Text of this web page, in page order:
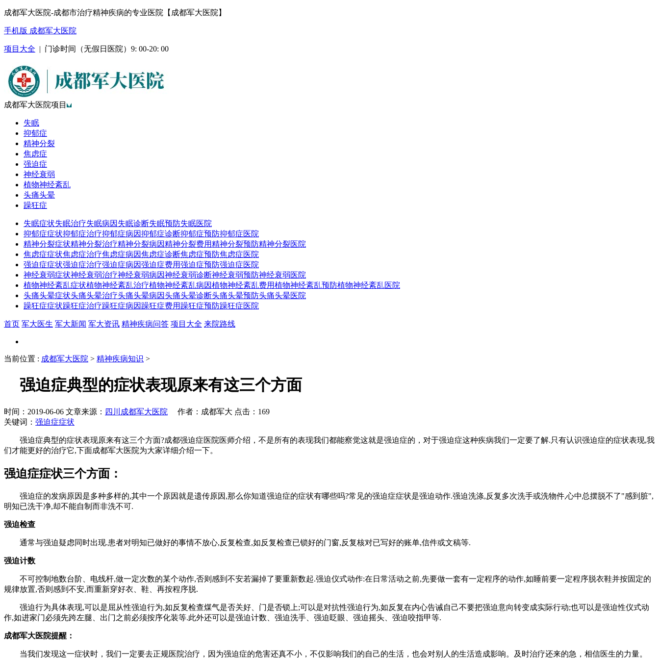
成都军大医院-成都市治疗精神疾病的专业医院【成都军大医院】
手机版 成都军大医院
项目大全 | 门诊时间（无假日医院）9: 00-20: 00
成都军大医院项目
失眠
抑郁症
精神分裂
焦虑症
强迫症
神经衰弱
植物神经紊乱
头痛头晕
躁狂症
失眠症状失眠治疗失眠病因 失眠诊断失眠预防失眠医院
抑郁症症状抑郁症治疗抑郁症病因抑郁症诊断抑郁症预防抑郁症医院
精神分裂症状精神分裂治疗精神分裂病因精神分裂费用精神分裂预防精神分裂医院
焦虑症症状焦虑症治疗焦虑症病因焦虑症诊断焦虑症预防焦虑症医院
强迫症症状强迫症治疗强迫症病因强迫症费用强迫症预防强迫症医院
神经衰弱症状神经衰弱治疗神经衰弱病因神经衰弱诊断神经衰弱预防神经衰弱医院
植物神经紊乱症状植物神经紊乱治疗植物神经紊乱病因植物神经紊乱费用植物神经紊乱预防植物神经紊乱医院
头痛头晕症状头痛头晕治疗头痛头晕病因头痛头晕诊断头痛头晕预防头痛头晕医院
躁狂症症状躁狂症治疗躁狂症病因 躁狂症费用 躁狂症预防躁狂症医院
首页 军大医生 军大新闻 军大资讯 精神疾病问答 项目大全 来院路线
当前位置 : 成都军大医院 > 精神疾病知识 >
强迫症典型的症状表现原来有这三个方面
时间：2019-06-06 文章来源： 四川成都军大医院 作者：成都军大 点击：169
关键词： 强迫症症状
强迫症典型的症状表现原来有这三个方面?成都强迫症医院医师介绍，不是所有的表现我们都能察觉这就是强迫症的，对于强迫症这种疾病我们一定要了解.只有认识强迫症的症状表现,我
们才能更好的治疗它,下面成都军大医院为大家详细介绍一下。
强迫症症状三个方面：
强迫症的发病原因是多种多样的,其中一个原因就是遗传原因,那么你知道强迫症的症状有哪些吗?常见的强迫症症状是强迫动作.强迫洗涤,反复多次洗手或洗物件,心中总摆脱不了"感到脏",
明知已洗干净,却不能自制而非洗不可.
强迫检查
通常与强迫疑虑同时出现.患者对明知已做好的事情不放心,反复检查,如反复检查已锁好的门窗,反复核对已写好的账单,信件或文稿等.
强迫计数
不可控制地数台阶、电线杆,做一定次数的某个动作,否则感到不安若漏掉了要重新数起.强迫仪式动作:在日常活动之前,先要做一套有一定程序的动作,如睡前要一定程序脱衣鞋并按固定的
规律放置,否则感到不安,而重新穿好衣、鞋、再按程序脱.
强迫行为具体表现,可以是屈从性强迫行为,如反复检查煤气是否关好、门是否锁上;可以是对抗性强迫行为,如反复在内心告诫自己不要把强迫意向转变成实际行动;也可以是强迫性仪式动
作,如进家门必须先跨左腿、出门之前必须按序化装等.此外还可以是强迫计数、强迫洗手、强迫眨眼、强迫摇头、强迫咬指甲等.
成都军大医院提醒：
当我们发现这一症状时，我们一定要去正规医院治疗，因为强迫症的危害还真不小，不仅影响我们的自己的生活，也会对别人的生活造成影响。及时治疗还来的急，相信医生的力量。